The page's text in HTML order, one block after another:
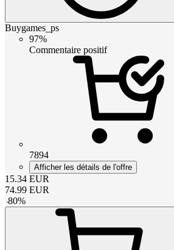
Buygames_ps
97%
Commentaire positif
7894
Afficher les détails de l'offre
15.34 EUR
74.99 EUR
-80%